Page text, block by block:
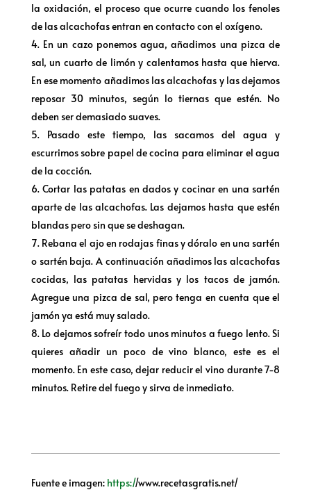
la oxidación, el proceso que ocurre cuando los fenoles
de las alcachofas entran en contacto con el oxígeno.
En un cazo ponemos agua, añadimos una pizca de
sal, un cuarto de limón y calentamos hasta que hierva.
En ese momento añadimos las alcachofas y las dejamos
reposar 30 minutos, según lo tiernas que estén. No
deben ser demasiado suaves.
Pasado este tiempo, las sacamos del agua y
escurrimos sobre papel de cocina para eliminar el agua
de la cocción.
Cortar las patatas en dados y cocinar en una sartén
aparte de las alcachofas. Las dejamos hasta que estén
blandas pero sin que se deshagan.
Rebana el ajo en rodajas finas y dóralo en una sartén
o sartén baja. A continuación añadimos las alcachofas
cocidas, las patatas hervidas y los tacos de jamón.
Agregue una pizca de sal, pero tenga en cuenta que el
jamón ya está muy salado.
Lo dejamos sofreír todo unos minutos a fuego lento. Si
quieres añadir un poco de vino blanco, este es el
momento. En este caso, dejar reducir el vino durante 7-8
minutos. Retire del fuego y sirva de inmediato.
Fuente e imagen: https://www.recetasgratis.net/